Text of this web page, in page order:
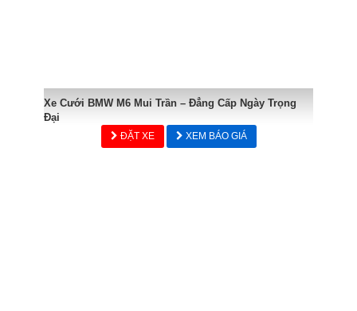
Xe Cưới BMW M6 Mui Trần – Đẳng Cấp Ngày Trọng
Đại
ĐẶT XE XEM BÁO GIÁ